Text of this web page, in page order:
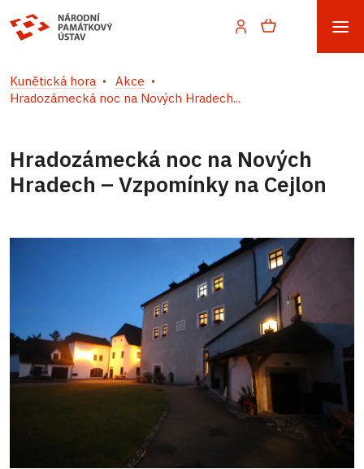
Kunětická hora
Akce
Hradozámecká noc na Nových Hradech...
Hradozámecká noc na Nových
Hradech – Vzpomínky na Cejlon